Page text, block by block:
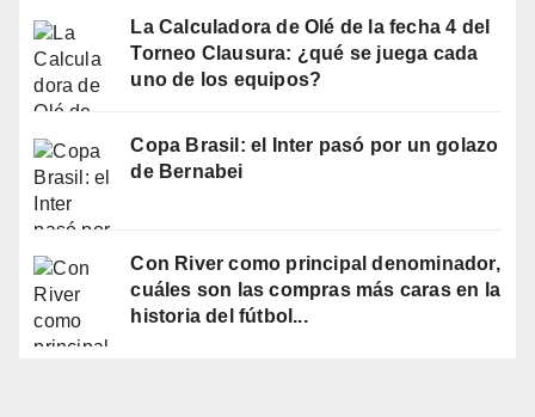
La Calculadora de Olé de la fecha 4 del
Torneo Clausura: ¿qué se juega cada
uno de los equipos?
Copa Brasil: el Inter pasó por un golazo
de Bernabei
Con River como principal denominador,
cuáles son las compras más caras en la
historia del fútbol...